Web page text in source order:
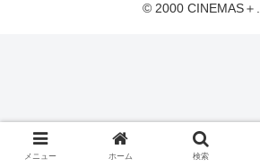
© 2000 CINEMAS＋.
メニュー ホーム 検索